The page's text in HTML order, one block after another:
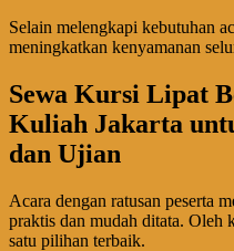
Selain melengkapi kebutuhan
meningkatkan kenyamanan
Sewa Kursi Lipat
Kuliah Jakarta
dan Ujian
Acara dengan ratusan peserta
praktis dan mudah ditata. Oleh
satu pilihan terbaik.